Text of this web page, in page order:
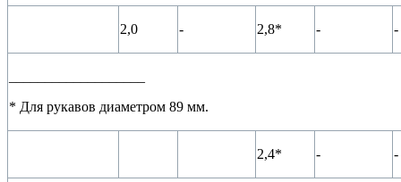
2,0 - 2,8* - -
* Для рукавов диаметром 89 мм.
2,4* - -